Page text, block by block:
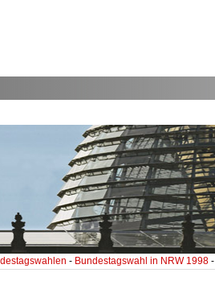
- Bundestagswahl in NRW 1998-